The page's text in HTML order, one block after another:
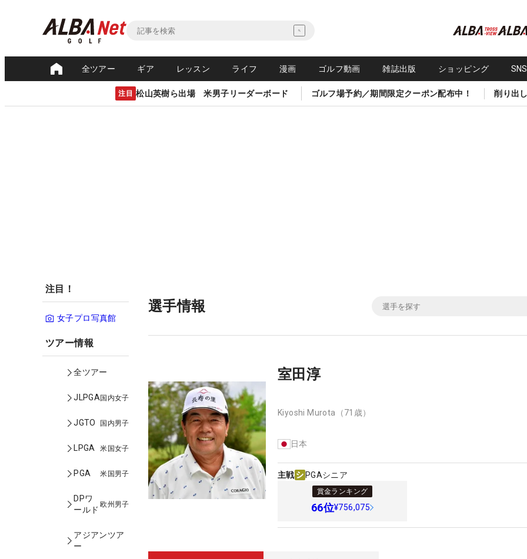
全ツアー ギア レッスン ライフ 漫画 ゴルフ動画 雑誌出版 ショッピング
注目 松山英樹ら出場 米男子リーダーボード ゴルフ場予約／期間限定クーポン配布中！ 削り出
注目！
女子プロ写真館
ツアー情報
全ツアー
JLPGA国内女子
JGTO 国内男子
LPGA 米国女子
PGA 米国男子
DPワ
ールド
欧州男子
アジアンツア
ー
選手情報
室田淳
Kiyoshi Murota （71歳）
日本
主戦 PGAシニア
賞金ランキング
66位¥756,075